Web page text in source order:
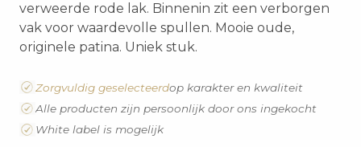
verweerde rode lak. Binnenin zit een verborgen
vak voor waardevolle spullen. Mooie oude,
originele patina. Uniek stuk.
Zorgvuldig geselecteerdop karakter en kwaliteit
Alle producten zijn persoonlijk door ons ingekocht
White label is mogelijk